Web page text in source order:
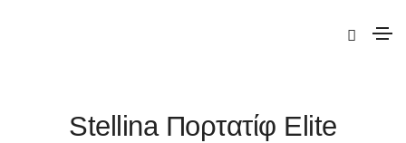
Stellina Πορτατίφ Elite